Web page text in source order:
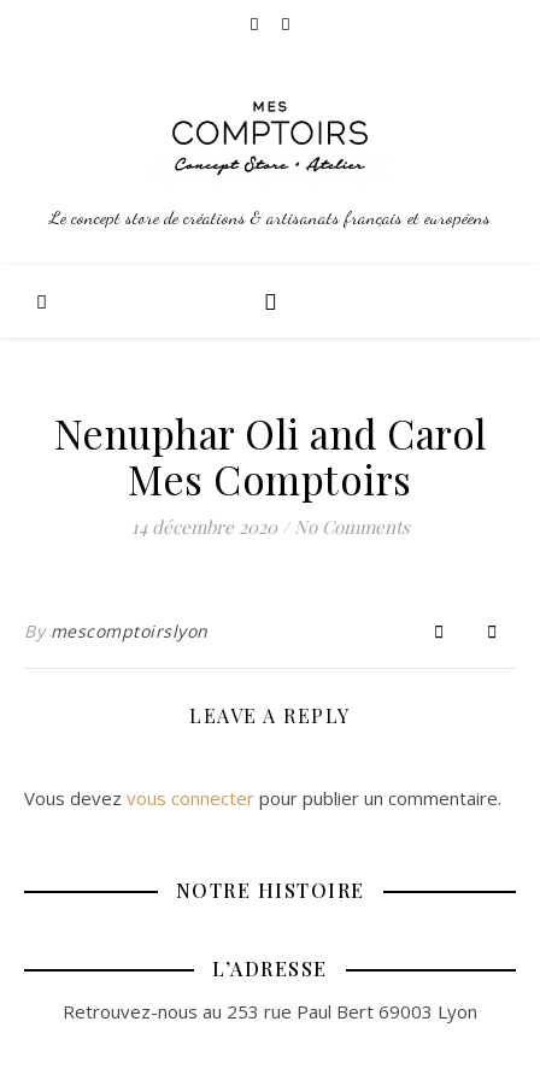
Le concept store de créations & artisanats français et européens
Nenuphar Oli and Carol
Mes Comptoirs
14 décembre 2020 / No Comments
By mescomptoirslyon
LEAVE A REPLY
Vous devez vous connecter pour publier un commentaire.
NOTRE HISTOIRE
L’ADRESSE
Retrouvez-nous au 253 rue Paul Bert 69003 Lyon